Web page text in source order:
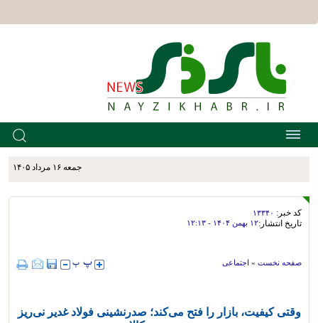
جمعه ۱۶ مرداد ۱۴۰۵
کد خبر: ۱۳۳۴۰
تاریخ انتشار:۱۲ بهمن ۱۴۰۴ - ۱۲:۱۳
صفحه نخست » اجتماعی
وقتی کیفیت، بازار را فتح می‌کند؛ صدرنشینی فولاد غدیر نی‌ریز